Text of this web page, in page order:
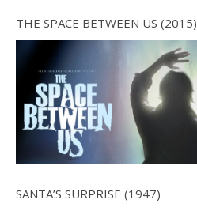
THE SPACE BETWEEN US (2015)
SANTA’S SURPRISE (1947)